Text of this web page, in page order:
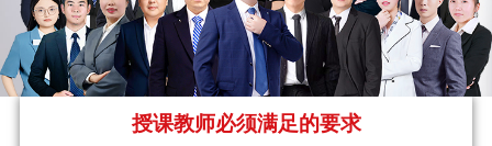
授课教师必须满足的要求